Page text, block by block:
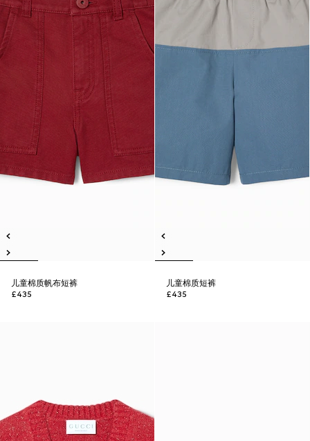
儿童棉质帆布短裤
£435
儿童棉质短裤
£435